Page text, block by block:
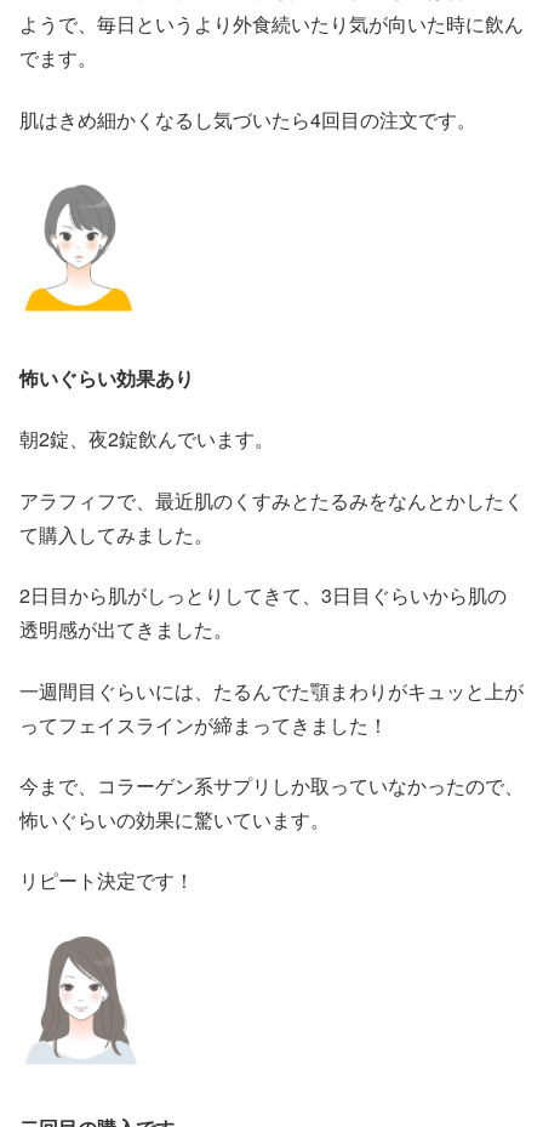
ようで、毎日というより外食続いたり気が向いた時に飲ん
でます。
肌はきめ細かくなるし気づいたら4回目の注文です。
怖いぐらい効果あり
朝2錠、夜2錠飲んでいます。
アラフィフで、最近肌のくすみとたるみをなんとかしたく
て購入してみました。
2日目から肌がしっとりしてきて、3日目ぐらいから肌の
透明感が出てきました。
一週間目ぐらいには、たるんでた顎まわりがキュッと上が
ってフェイスラインが締まってきました！
今まで、コラーゲン系サプリしか取っていなかったので、
怖いぐらいの効果に驚いています。
リピート決定です！